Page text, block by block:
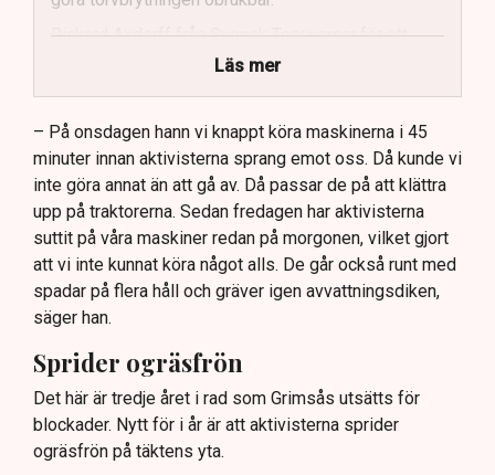
Rickard Axdorff från Svensk Torv varnar för ett
stort ekonomiskt sabotage.
Dialogpolisen på plats står maktlös inför
aktivisternas handlingar.
Frågor kvarstår om finansiering av illegal aktivism.
Läs mer
– På onsdagen hann vi knappt köra maskinerna i 45
minuter innan aktivisterna sprang emot oss. Då kunde vi
inte göra annat än att gå av. Då passar de på att klättra
upp på traktorerna. Sedan fredagen har aktivisterna
suttit på våra maskiner redan på morgonen, vilket gjort
att vi inte kunnat köra något alls. De går också runt med
spadar på flera håll och gräver igen avvattningsdiken,
säger han.
Sprider ogräsfrön
Det här är tredje året i rad som Grimsås utsätts för
blockader. Nytt för i år är att aktivisterna sprider
ogräsfrön på täktens yta.